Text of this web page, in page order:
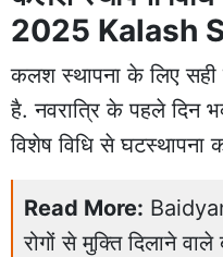
2025 Kalash
कलश स्थापना के लिए सही
है. नवरात्रि के पहले दिन
विशेष विधि से घटस्थापना
Read More:
रोगों से मुक्ति दिलाने वाले